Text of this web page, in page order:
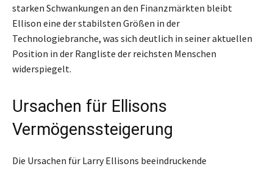
starken Schwankungen an den Finanzmärkten bleibt
Ellison eine der stabilsten Größen in der
Technologiebranche, was sich deutlich in seiner aktuellen
Position in der Rangliste der reichsten Menschen
widerspiegelt.
Ursachen für Ellisons
Vermögenssteigerung
Die Ursachen für Larry Ellisons beeindruckende